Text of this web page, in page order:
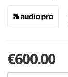
€600.00